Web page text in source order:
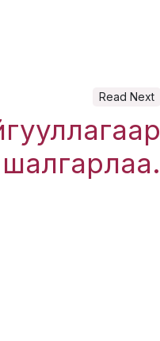
Read Next
шалгарлаа.